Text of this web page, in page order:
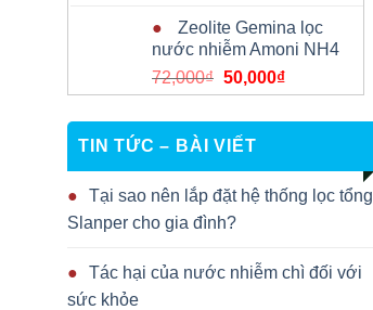
là:
29,000,000₫.
Zeolite Gemina lọc
nước nhiễm Amoni NH4
72,000₫ Giá
gốc
là:
72,000₫.
50,000₫Giá
hiện
tại
50,000₫.
TIN TỨC – BÀI VIẾT
Tại sao nên lắp đặt hệ thống lọc tổng
Slanper cho gia đình?
Tác hại của nước nhiễm chì đối với
sức khỏe